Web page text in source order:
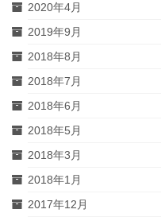
2020年4月
2019年9月
2018年8月
2018年7月
2018年6月
2018年5月
2018年3月
2018年1月
2017年12月